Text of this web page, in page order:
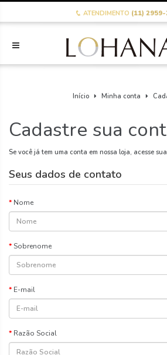
ATENDIMENTO (11)
Início Minha conta
Cadastre sua
Se você já tem uma conta em nossa loja, acesse
Seus dados de contato
Nome
Sobrenome
E-mail
Razão Social